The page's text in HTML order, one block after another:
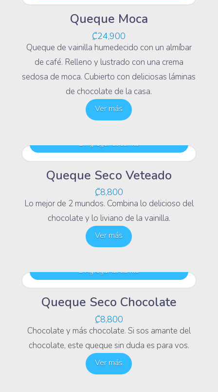
Queque Moca
₡24,900
Queque de vainilla humedecido con un almíbar
de café. Relleno y lustrado con una crema
sedosa de moca. Cubierto con deliciosas láminas
de chocolate de la casa.
Ver más
Queque Seco Veteado
₡8,800
Lo mejor de 2 mundos. Combina lo delicioso del
chocolate y lo liviano de la vainilla.
Agregar al carrito
Ver más
Queque Seco Chocolate
₡8,800
Chocolate y más chocolate. Si sos amante del
chocolate, este queque sin duda es para vos.
Agregar al carrito
Ver más